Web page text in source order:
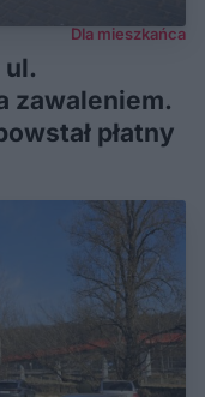
Dla mieszkańca
zawaleniem.
płatny